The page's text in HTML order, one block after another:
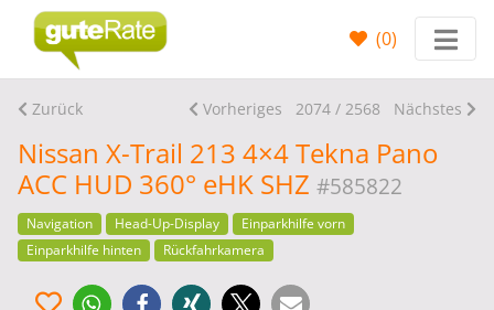
(0)
Zurück Vorheriges 2074 / 2568 Nächstes
Nissan X-Trail 213 4×4 Tekna Pano
ACC HUD 360° eHK SHZ #585822
Navigation Head-Up-Display
Einparkhilfe vorn
Einparkhilfe hinten
Rückfahrkamera